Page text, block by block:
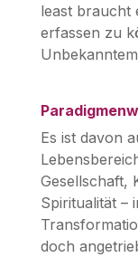
least braucht
erfassen zu
Es ist davon
Gesellschaft,
Spiritualität –
doch